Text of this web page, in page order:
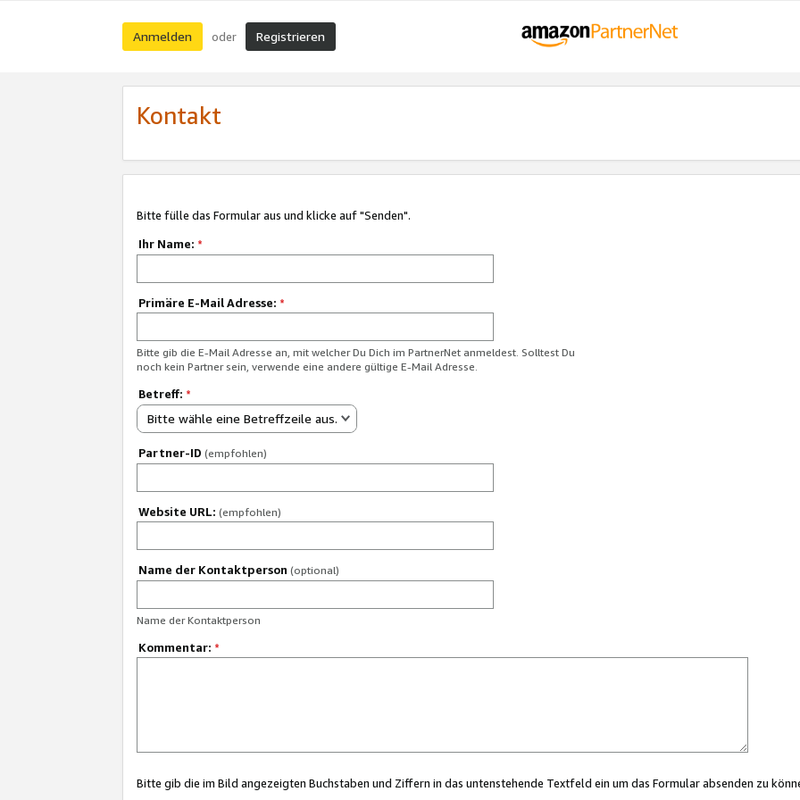
Anmelden oder Registrieren
Kontakt
Bitte fülle das Formular aus und klicke auf "Senden".
Ihr Name: *
Primäre E-Mail Adresse: *
Bitte gib die E-Mail Adresse an, mit welcher Du Dich im PartnerNet anmeldest. Solltest Du
noch kein Partner sein, verwende eine andere gültige E-Mail Adresse.
Betreff: *
Bitte wähle eine Betreffzeile aus.
Partner-ID (empfohlen)
Website URL: (empfohlen)
Name der Kontaktperson (optional)
Name der Kontaktperson
Kommentar: *
Bitte gib die im Bild angezeigten Buchstaben und Ziffern in das untenstehende Textfeld ein um das Formular absenden zu